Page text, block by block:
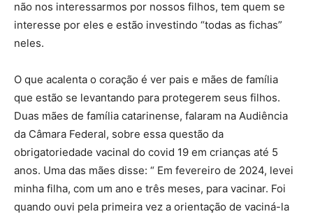
não nos interessarmos por nossos filhos, tem quem se
interesse por eles e estão investindo “todas as fichas”
neles.
O que acalenta o coração é ver pais e mães de família
que estão se levantando para protegerem seus filhos.
Duas mães de família catarinense, falaram na Audiência
da Câmara Federal, sobre essa questão da
obrigatoriedade vacinal do covid 19 em crianças até 5
anos. Uma das mães disse: “ Em fevereiro de 2024, levei
minha filha, com um ano e três meses, para vacinar. Foi
quando ouvi pela primeira vez a orientação de vaciná-la